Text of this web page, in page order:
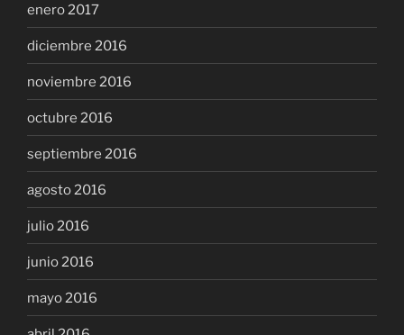
enero 2017
diciembre 2016
noviembre 2016
octubre 2016
septiembre 2016
agosto 2016
julio 2016
junio 2016
mayo 2016